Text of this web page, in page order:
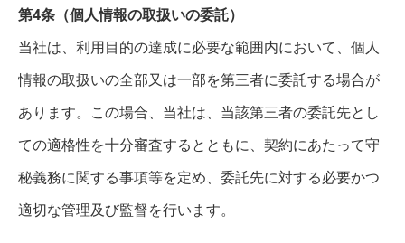
第4条（個人情報の取扱いの委託）
当社は、利用目的の達成に必要な範囲内において、個人
情報の取扱いの全部又は一部を第三者に委託する場合が
あります。この場合、当社は、当該第三者の委託先とし
ての適格性を十分審査するとともに、契約にあたって守
秘義務に関する事項等を定め、委託先に対する必要かつ
適切な管理及び監督を行います。